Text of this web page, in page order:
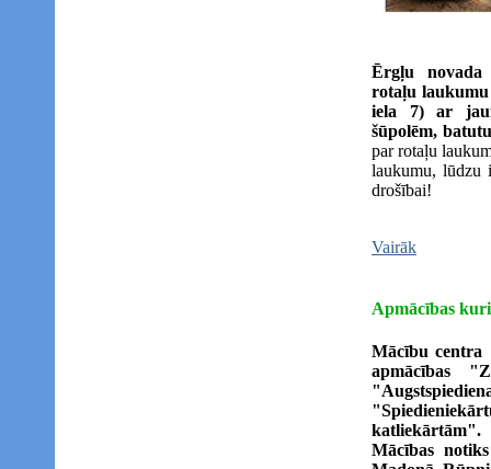
Ērgļu novada
rotaļu
iela 7) ar
šūpolēm,
par rotaļu
laukumu, lūdzu
drošībai!
Vairāk
Apmācības
Mācību centra
apmācības
katliekārtām".
Mācības